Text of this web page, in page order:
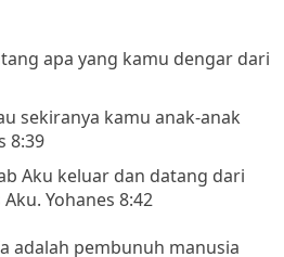
apa yang kamu dengar dari
sekiranya kamu anak-anak
8:39
Aku keluar dan datang dari
Yohanes 8:42
adalah pembunuh manusia